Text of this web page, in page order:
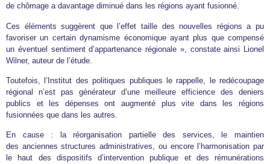
de chômage a davantage diminué dans les régions ayant fusionné.
Ces éléments suggèrent que l’effet taille des nouvelles régions a pu
favoriser un certain dynamisme économique ayant plus que compensé
un éventuel sentiment d’appartenance régionale », constate ainsi Lionel
Wilner, auteur de l’étude.
Toutefois, l’Institut des politiques publiques le rappelle, le redécoupage
régional n’est pas générateur d’une meilleure efficience des deniers
publics et les dépenses ont augmenté plus vite dans les régions
fusionnées que dans les autres.
En cause : la réorganisation partielle des services, le maintien
des anciennes structures administratives, ou encore l’harmonisation par
le haut des dispositifs d’intervention publique et des rémunérations